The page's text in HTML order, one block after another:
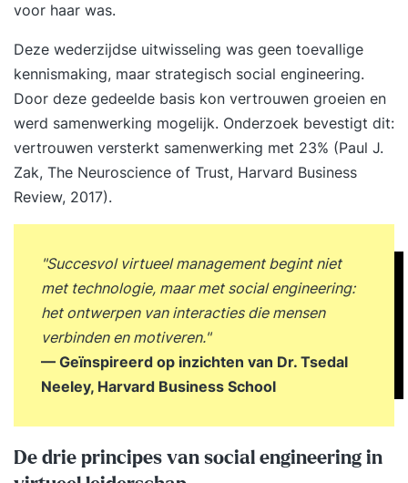
voor haar was.
Deze wederzijdse uitwisseling was geen toevallige
kennismaking, maar strategisch social engineering.
Door deze gedeelde basis kon vertrouwen groeien en
werd samenwerking mogelijk. Onderzoek bevestigt dit:
vertrouwen versterkt samenwerking met 23% (Paul J.
Zak, The Neuroscience of Trust, Harvard Business
Review, 2017).
"Succesvol virtueel management begint niet
met technologie, maar met social engineering:
het ontwerpen van interacties die mensen
verbinden en motiveren."
— Geïnspireerd op inzichten van Dr. Tsedal
Neeley, Harvard Business School
De drie principes van social engineering in